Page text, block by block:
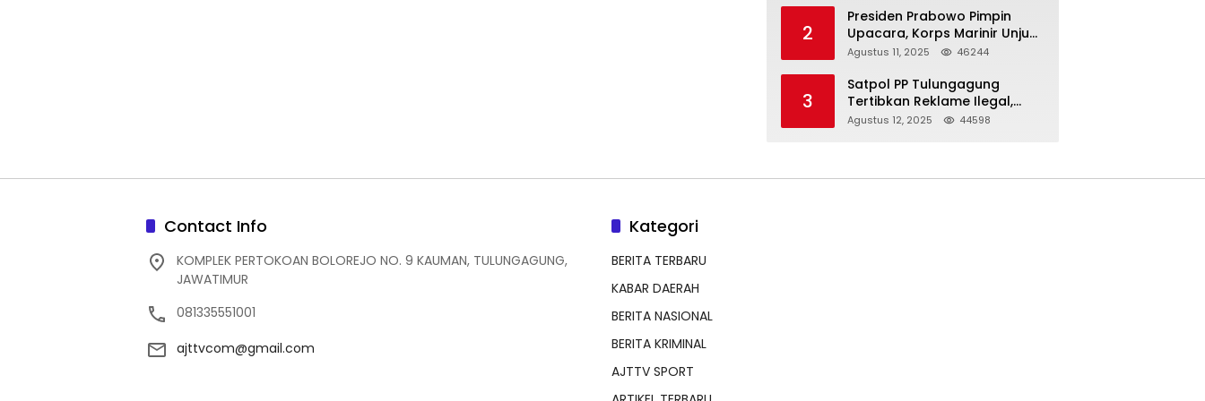
2
Presiden Prabowo Pimpin
Upacara, Korps Marinir Unjuk
Kekuatan dan Resmikan
Agustus 11, 2025 46244
3
Satpol PP Tulungagung
Tertibkan Reklame Ilegal,
Wujudkan Kota yang Rapi
Agustus 12, 2025 44598
Contact Info
KOMPLEK PERTOKOAN BOLOREJO NO. 9 KAUMAN, TULUNGAGUNG,
JAWATIMUR
081335551001
ajttvcom@gmail.com
Kategori
BERITA TERBARU
KABAR DAERAH
BERITA NASIONAL
BERITA KRIMINAL
AJTTV SPORT